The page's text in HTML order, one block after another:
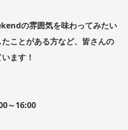
の雰囲気を味わってみたい
ことがある方など、皆さんの
ます！
～16:00